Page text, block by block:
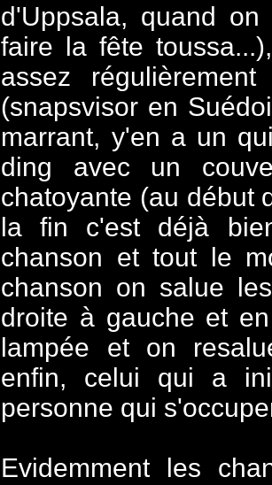
d'Uppsala, quand
faire la fête
assez
(snapsvisor en
marrant, y'en a un
ding avec un
chatoyante (au début
la fin c'est déjà
chanson et tout le
chanson on salue
droite à gauche et
lampée et on
enfin, celui qui a
personne qui
Evidemment les